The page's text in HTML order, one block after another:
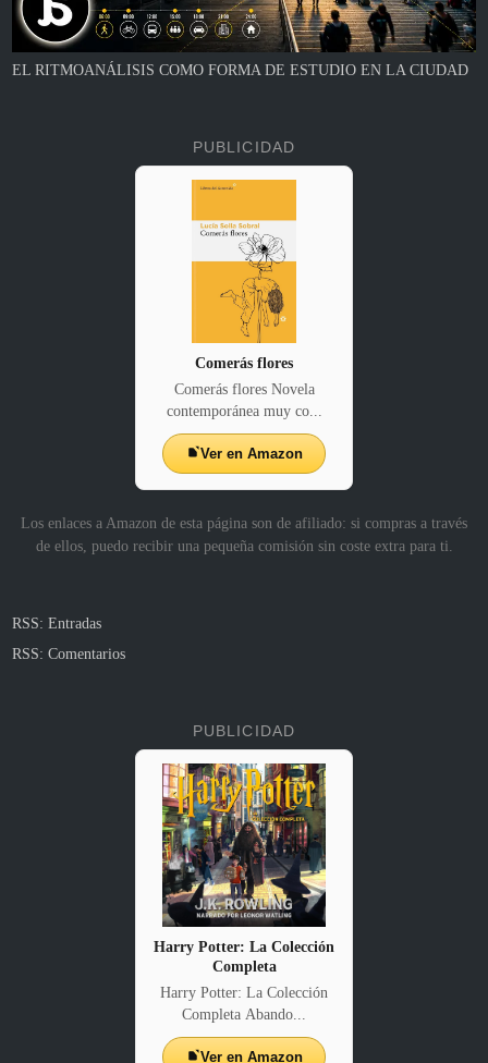
EL RITMOANÁLISIS COMO FORMA DE ESTUDIO EN LA CIUDAD
PUBLICIDAD
Comerás flores
Comerás flores Novela
contemporánea muy co...
Ver en Amazon
Los enlaces a Amazon de esta página son de afiliado: si compras a través
de ellos, puedo recibir una pequeña comisión sin coste extra para ti.
RSS: Entradas
RSS: Comentarios
PUBLICIDAD
Harry Potter: La Colección
Completa
Harry Potter: La Colección
Completa Abando...
Ver en Amazon